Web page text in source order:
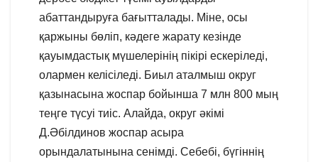
абаттандыруға бағытталады. Міне, осы
қаржыны бөліп, кәдеге жарату кезінде
қауымдастық мүшелерінің пікірі ескеріледі,
олармен келісіледі. Биыл аталмыш округ
қазынасына жоспар бойынша 7 млн 800 мың
теңге түсуі тиіс. Алайда, округ әкімі
Д.Әбілдинов жоспар асыра
орындалатынына сенімді. Себебі, бүгіннің